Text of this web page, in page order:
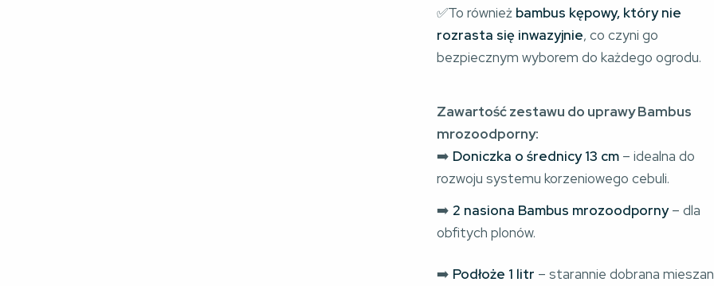
✅To również bambus kępowy, który nie
rozrasta się inwazyjnie, co czyni go
bezpiecznym wyborem do każdego ogrodu.
Zawartość zestawu do uprawy Bambus
mrozoodporny:
➡️ Doniczka o średnicy 13 cm – idealna do
rozwoju systemu korzeniowego cebuli.
➡️ 2 nasiona Bambus mrozoodporny – dla
obfitych plonów.
➡️ Podłoże 1 litr – starannie dobrana